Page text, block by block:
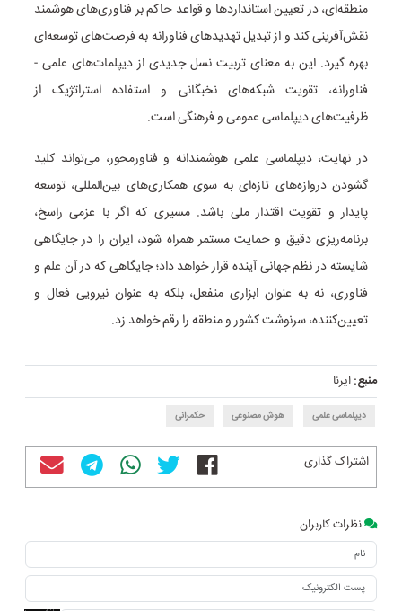
منطقه‌ای، در تعیین استانداردها و قواعد حاکم بر فناوری‌های هوشمند
نقش‌آفرینی کند و از تبدیل تهدیدهای فناورانه به فرصت‌های توسعه‌ای
بهره گیرد. این به معنای تربیت نسل جدیدی از دیپلمات‌های علمی -
فناورانه، تقویت شبکه‌های نخبگانی و استفاده استراتژیک از
ظرفیت‌های دیپلماسی عمومی و فرهنگی است.
در نهایت، دیپلماسی علمی هوشمندانه و فناورمحور، می‌تواند کلید
گشودن دروازه‌های تازه‌ای به سوی همکاری‌های بین‌المللی، توسعه
پایدار و تقویت اقتدار ملی باشد. مسیری که اگر با عزمی راسخ،
برنامه‌ریزی دقیق و حمایت مستمر همراه شود، ایران را در جایگاهی
شایسته در نظم جهانی آینده قرار خواهد داد؛ جایگاهی که در آن علم و
فناوری، نه به عنوان ابزاری منفعل، بلکه به عنوان نیرویی فعال و
تعیین‌کننده، سرنوشت کشور و منطقه را رقم خواهد زد.
منبع:ایرنا
دیپلماسی علمی هوش مصنوعی حکمرانی
اشتراک گذاری
نظرات کاربران